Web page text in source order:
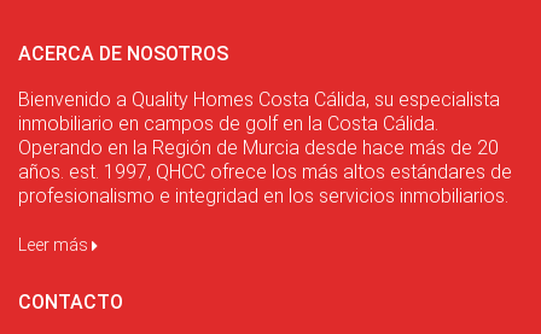
ACERCA DE NOSOTROS
Bienvenido a Quality Homes Costa Cálida, su especialista
inmobiliario en campos de golf en la Costa Cálida.
Operando en la Región de Murcia desde hace más de 20
años. est. 1997, QHCC ofrece los más altos estándares de
profesionalismo e integridad en los servicios inmobiliarios.
Leer más
CONTACTO